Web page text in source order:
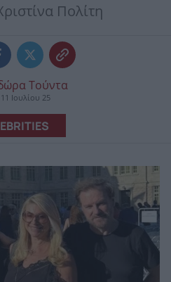
Πολίτη
Τούντα
Ιουλίου 25